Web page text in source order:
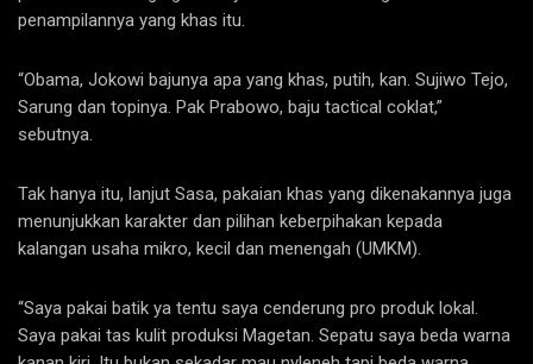
penampilannya yang khas itu.
“Obama, Jokowi bajunya apa yang khas, putih, kan. Sujiwo Tejo,
Sarung dan topinya. Pak Prabowo, baju tactical coklat,”
sebutnya.
Tak hanya itu, lanjut Sasa, pakaian khas yang dikenakannya juga
menunjukkan karakter dan pilihan keberpihakan kepada
kalangan usaha mikro, kecil dan menengah (UMKM).
“Saya pakai batik ya tentu saya cenderung pro produk lokal.
Saya pakai tas kulit produksi Magetan. Sepatu saya beda warna